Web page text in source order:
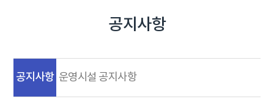
공지사항
공지사항 운영시설 공지사항